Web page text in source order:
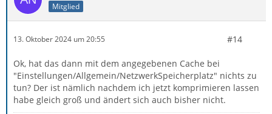
Mitglied
13. Oktober 2024 um 20:55 #14
Ok, hat das dann mit dem angegebenen Cache bei
"Einstellungen/Allgemein/NetzwerkSpeicherplatz" nichts zu
tun? Der ist nämlich nachdem ich jetzt komprimieren lassen
habe gleich groß und ändert sich auch bisher nicht.